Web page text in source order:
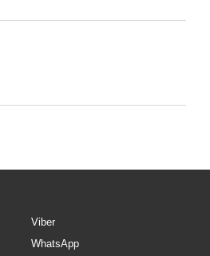
Viber
WhatsApp